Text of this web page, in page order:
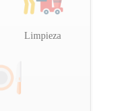
Limpieza